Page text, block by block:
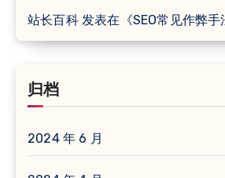
站长百科发表在《SEO常见作弊手
归档
2024 年 6 月